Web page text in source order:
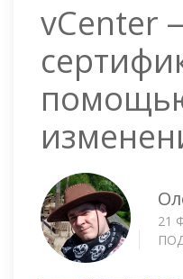
vCenter
21